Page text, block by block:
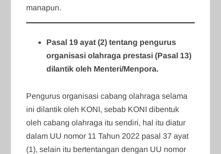
manapun.
Pasal 19 ayat (2) tentang pengurus
organisasi olahraga prestasi (Pasal 13)
dilantik oleh Menteri/Menpora.
Pengurus organisasi cabang olahraga selama
ini dilantik oleh KONI, sebab KONI dibentuk
oleh cabang olahraga itu sendiri, hal itu diatur
dalam UU nomor 11 Tahun 2022 pasal 37 ayat
(1), selain itu bertentangan dengan UU nomor